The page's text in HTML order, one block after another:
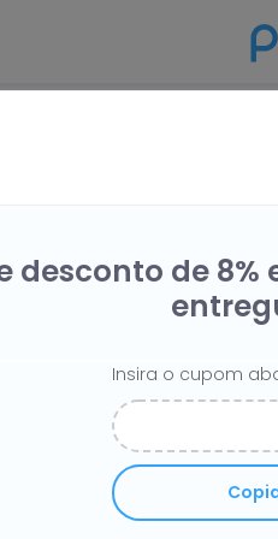
. A loja oferece os
desconto de
Insira o cupom